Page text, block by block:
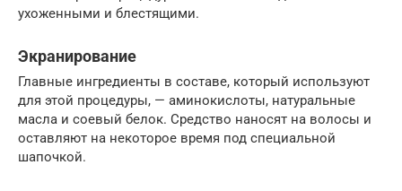
ухоженными и блестящими.
Экранирование
Главные ингредиенты в составе, который используют
для этой процедуры, — аминокислоты, натуральные
масла и соевый белок. Средство наносят на волосы и
оставляют на некоторое время под специальной
шапочкой.